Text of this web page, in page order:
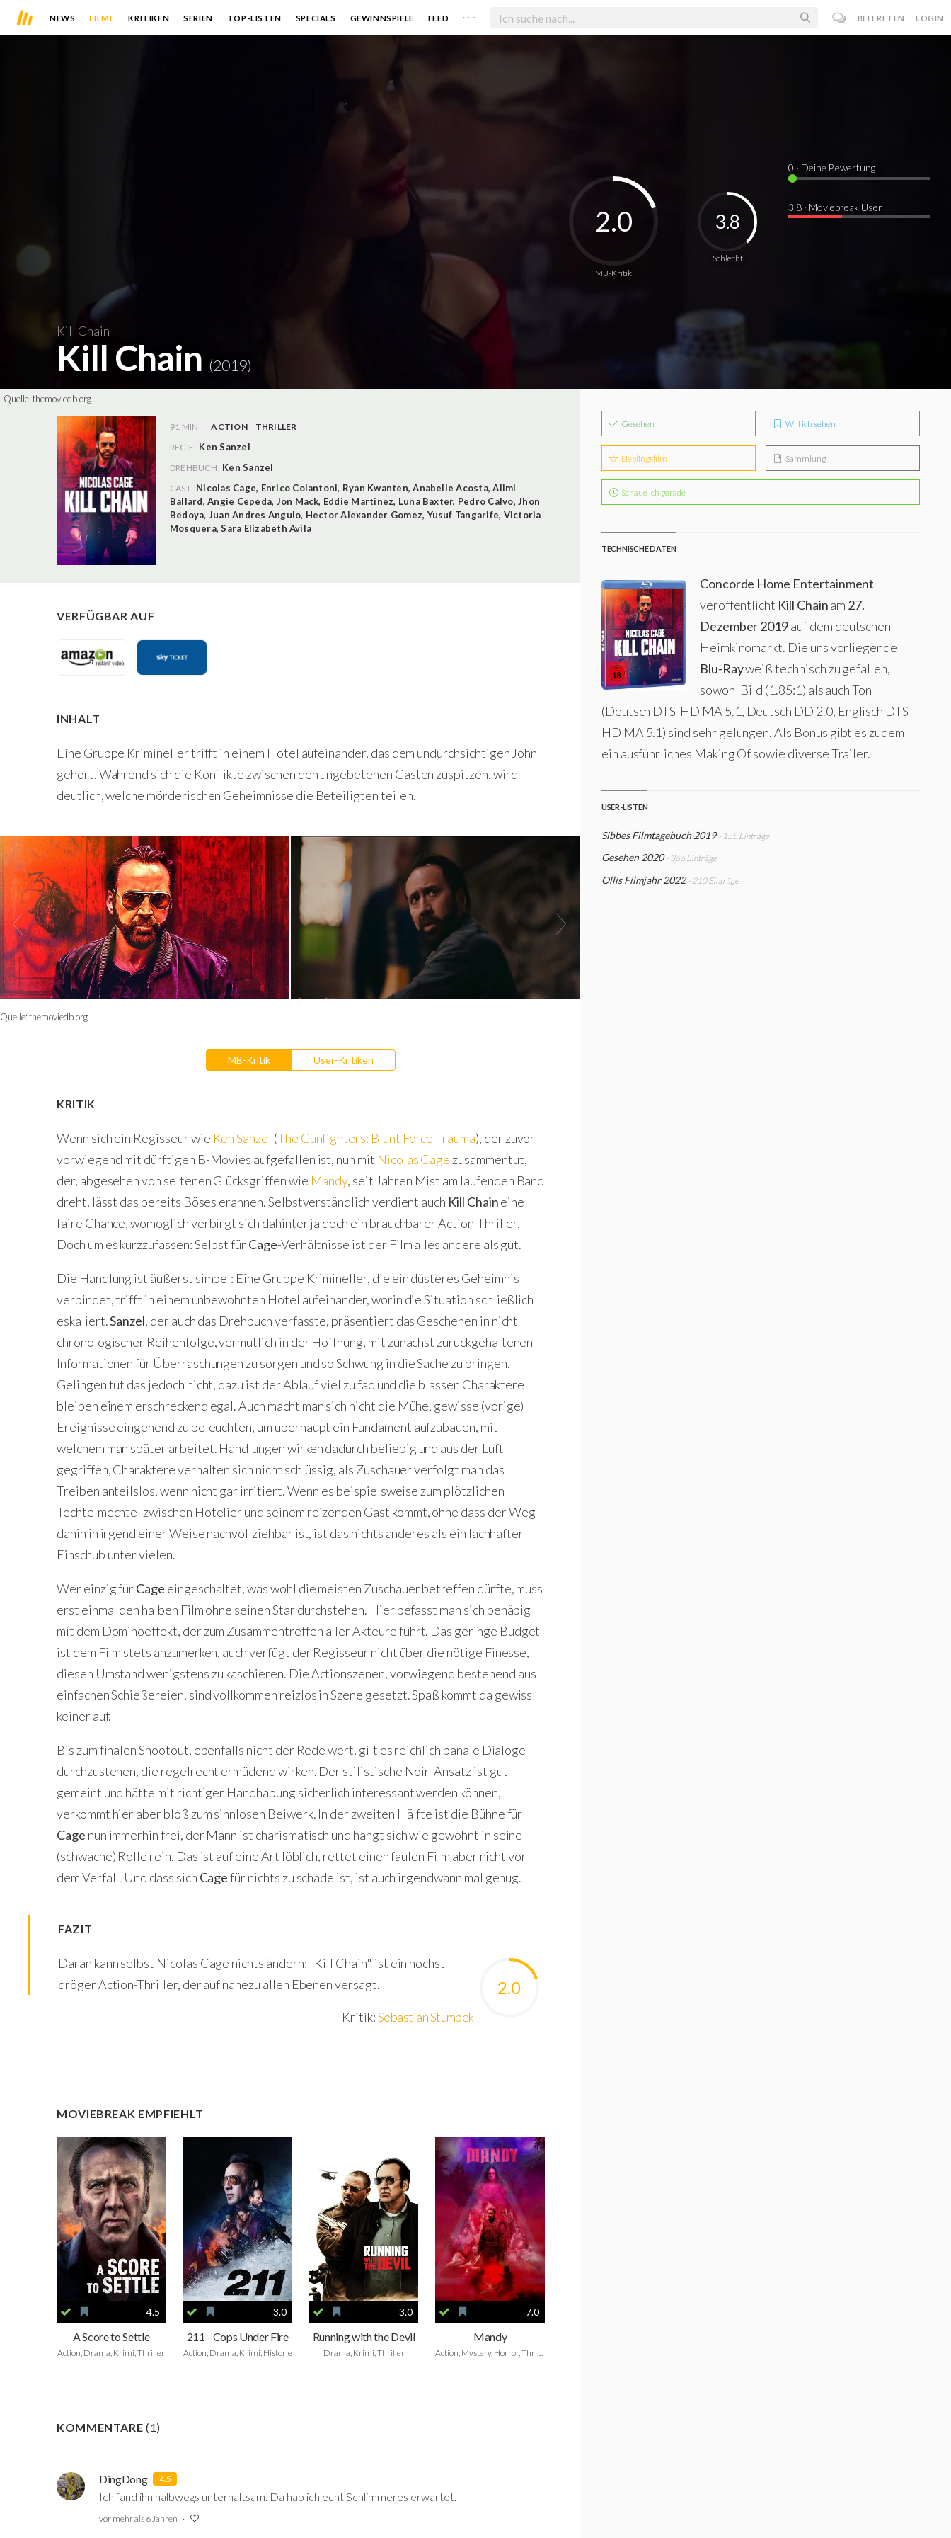
NEWS FILME KRITIKEN SERIEN TOP-LISTEN SPECIALS GEWINNSPIELE FEED . . . BEITRETEN LOGIN
Kill Chain
Kill Chain (2019)
MB-Kritik
2.0
Schlecht
3.8
0 · Deine Bewertung
3.8 · Moviebreak User
Quelle:themoviedb.org
91 MIN ACTION
THRILLER
REGIE Ken Sanzel
DREHBUCH Ken Sanzel
CAST Nicolas Cage, Enrico Colantoni, Ryan Kwanten,Anabelle Acosta,Alimi
Ballard,Angie Cepeda, Jon Mack, Eddie Martinez, Luna Baxter, Pedro Calvo,Jhon
Bedoya, Juan Andres Angulo, Hector Alexander Gomez,Yusuf Tangarife, Victoria
Mosquera,Sara Elizabeth Avila
VERFÜGBAR AUF
INHALT
Eine Gruppe Krimineller trifft in einem Hotel aufeinander, das dem undurchsichtigen John
gehört. Während sich die Konflikte zwischen den ungebetenen Gästen zuspitzen, wird
deutlich, welche mörderischen Geheimnisse die Beteiligten teilen.
Quelle:themoviedb.org
MB-Kritik User-Kritiken
KRITIK
Wenn sich ein Regisseur wie Ken Sanzel (The Gunfighters: Blunt Force Trauma), der zuvor
vorwiegend mit dürftigen B-Movies aufgefallen ist, nun mit Nicolas Cage zusammentut,
der, abgesehen von seltenen Glücksgriffen wie Mandy, seit Jahren Mist am laufenden Band
dreht, lässt das bereits Böses erahnen. Selbstverständlich verdient auch Kill Chaineine
faire Chance, womöglich verbirgt sich dahinter ja doch ein brauchbarer Action-Thriller.
Doch um es kurzzufassen: Selbst fürCage-Verhältnisse ist der Film alles andere als gut.
Die Handlung ist äußerst simpel: Eine Gruppe Krimineller, die ein düsteres Geheimnis
verbindet, trifft in einem unbewohnten Hotel aufeinander, worin die Situation schließlich
eskaliert.Sanzel, der auch das Drehbuch verfasste, präsentiert das Geschehen in nicht
chronologischer Reihenfolge, vermutlich in der Hoffnung, mit zunächst zurückgehaltenen
Informationen für Überraschungen zu sorgen und so Schwung in die Sache zu bringen.
Gelingen tut das jedoch nicht, dazu ist der Ablauf viel zu fad und die blassen Charaktere
bleiben einem erschreckend egal. Auch macht man sich nicht die Mühe, gewisse (vorige)
Ereignisse eingehend zu beleuchten, um überhaupt ein Fundament aufzubauen, mit
welchem man später arbeitet. Handlungen wirken dadurch beliebig und aus der Luft
gegriffen, Charaktere verhalten sich nicht schlüssig, als Zuschauer verfolgt man das
Treiben anteilslos, wenn nicht gar irritiert. Wenn es beispielsweise zum plötzlichen
Techtelmechtel zwischen Hotelier und seinem reizenden Gast kommt, ohne dass der Weg
dahin in irgend einer Weise nachvollziehbar ist, ist das nichts anderes als ein lachhafter
Einschub unter vielen.
Wer einzig fürCage eingeschaltet, was wohl die meisten Zuschauer betreffen dürfte, muss
erst einmal den halben Film ohne seinen Star durchstehen. Hier befasst man sich behäbig
mit dem Dominoeffekt, der zum Zusammentreffen aller Akteure führt. Das geringe Budget
ist dem Film stets anzumerken, auch verfügt der Regisseur nicht über die nötige Finesse,
diesen Umstand wenigstens zu kaschieren. Die Actionszenen, vorwiegend bestehend aus
einfachen Schießereien, sind vollkommen reizlos in Szene gesetzt. Spaß kommt da gewiss
keiner auf.
Bis zum finalen Shootout, ebenfalls nicht der Rede wert, gilt es reichlich banale Dialoge
durchzustehen, die regelrecht ermüdend wirken. Der stilistische Noir-Ansatz ist gut
gemeint und hätte mit richtiger Handhabung sicherlich interessant werden können,
verkommt hier aber bloß zum sinnlosen Beiwerk. In der zweiten Hälfte ist die Bühne für
Cage nun immerhin frei, der Mann ist charismatisch und hängt sich wie gewohnt in seine
(schwache) Rolle rein. Das ist auf eine Art löblich, rettet einen faulen Film aber nicht vor
dem Verfall. Und dass sich Cagefür nichts zu schade ist, ist auch irgendwann mal genug.
FAZIT
2.0
Daran kann selbst Nicolas Cage nichts ändern: "Kill Chain" ist ein höchst
dröger Action-Thriller, der auf nahezu allen Ebenen versagt.
Kritik:Sebastian Stumbek
MOVIEBREAK EMPFIEHLT
4.5
A Score to Settle
Action, Drama, Krimi, Thriller
3.0
211 - Cops Under Fire
Action, Drama, Krimi, Historie
3.0
Running with the Devil
Drama, Krimi, Thriller
7.0
Mandy
KOMMENTARE(1)
DingDong 4.5
Ich fand ihn halbwegs unterhaltsam. Da hab ich echt Schlimmeres erwartet.
vor mehr als 6 Jahren
Gesehen Will ich sehen
Lieblingsfilm Sammlung
Schaue ich gerade
TECHNISCHE DATEN
Concorde Home Entertainment
veröffentlicht Kill Chainam 27.
Dezember 2019auf dem deutschen
Heimkinomarkt. Die uns vorliegende
Blu-Rayweiß technisch zu gefallen,
sowohl Bild (1.85:1) als auch Ton
(Deutsch DTS-HD MA 5.1, Deutsch DD 2.0, Englisch DTS-
HD MA 5.1) sind sehr gelungen. Als Bonus gibt es zudem
ein ausführliches Making Of sowie diverse Trailer.
USER-LISTEN
Sibbes Filmtagebuch 2019 - 155 Einträge
Gesehen 2020 - 366 Einträge
Ollis Filmjahr 2022 - 210 Einträge